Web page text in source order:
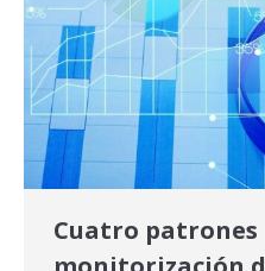
Cuatro patrones